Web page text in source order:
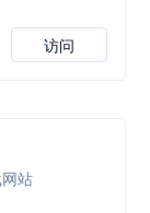
访问
站